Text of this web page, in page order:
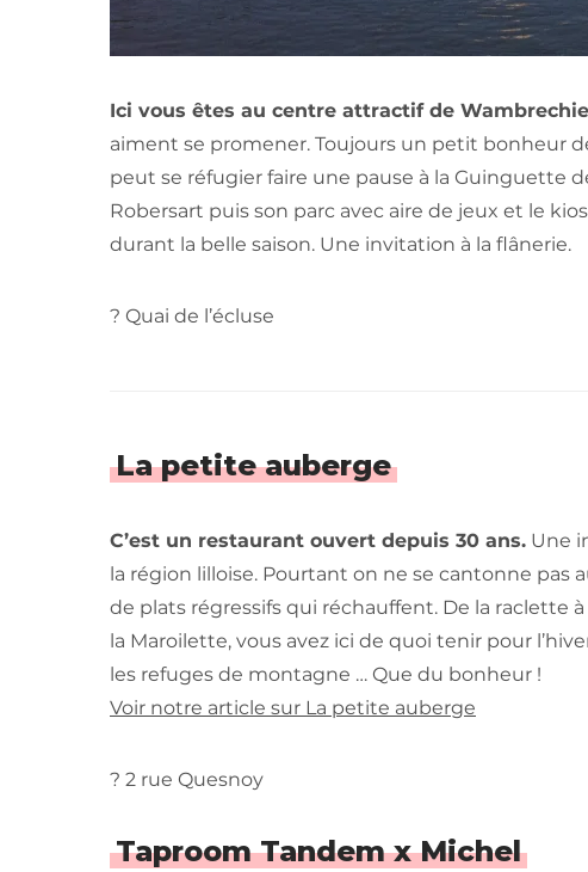
Ici vous êtes au centre attractif de
aiment se promener. Toujours un petit bonheur
peut se réfugier faire une pause à la Guinguette
Robersart puis son parc avec aire de jeux et le
durant la belle saison. Une invitation à la flânerie.
? Quai de l’écluse
La petite auberge
C’est un restaurant ouvert depuis 30 ans. Une
la région lilloise. Pourtant on ne se cantonne pas
de plats régressifs qui réchauffent. De la raclette
la Maroilette, vous avez ici de quoi tenir pour
les refuges de montagne … Que du bonheur !
Voir notre article sur La petite auberge
? 2 rue Quesnoy
Taproom Tandem x Michel